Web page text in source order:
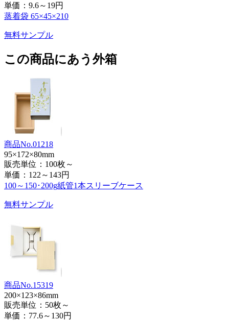
単価： 9.6～19円
蒸着袋 65×45×210
無料サンプル
この商品にあう外箱
商品No.01218
95×172×80mm
販売単位：100枚～
単価： 122～143円
100～150･200g紙管1本スリーブケース
無料サンプル
商品No.15319
200×123×86mm
販売単位：50枚～
単価： 77.6～130円